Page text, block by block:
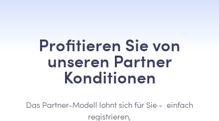
Profitieren Sie von
unseren Partner
Konditionen
Das Partner-Modell lohnt sich für Sie - einfach
registrieren,